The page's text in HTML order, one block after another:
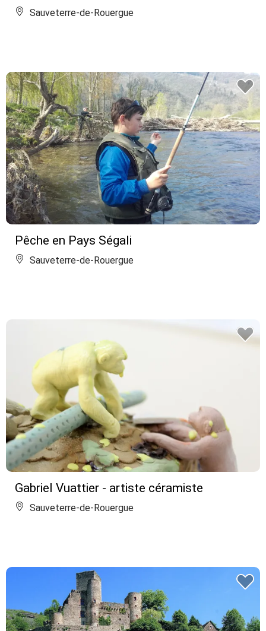
Sauveterre-de-Rouergue
Pêche en Pays Ségali
Sauveterre-de-Rouergue
Gabriel Vuattier - artiste céramiste
Sauveterre-de-Rouergue